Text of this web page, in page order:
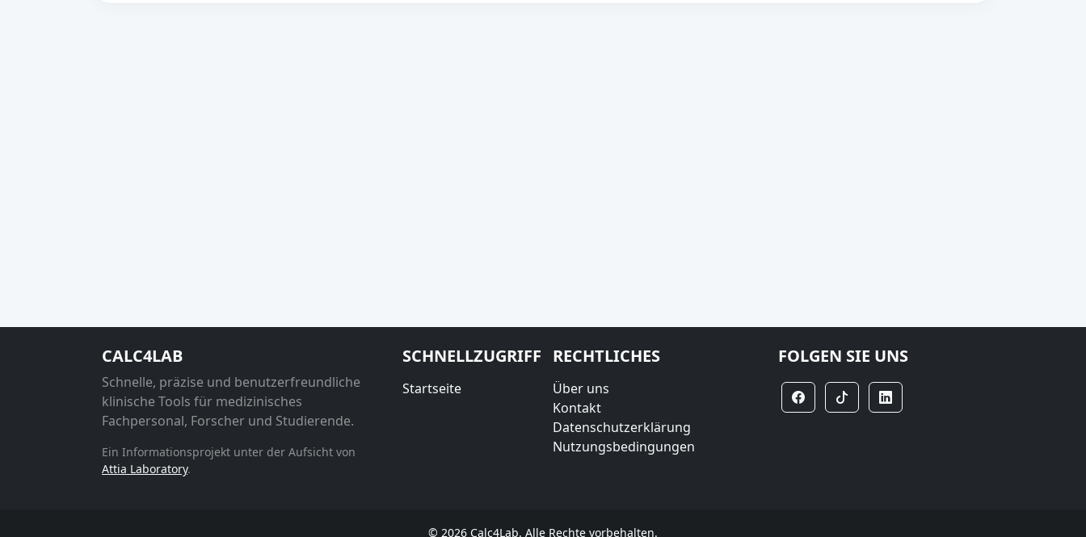
CALC4LAB
Schnelle, präzise und benutzerfreundliche
klinische Tools für medizinisches
Fachpersonal, Forscher und Studierende.
Ein Informationsprojekt unter der Aufsicht von
Attia Laboratory.
SCHNELLZUGRIFF
Startseite
RECHTLICHES
Über uns
Kontakt
Datenschutzerklärung
Nutzungsbedingungen
FOLGEN SIE UNS
© 2026 Calc4Lab. Alle Rechte vorbehalten.